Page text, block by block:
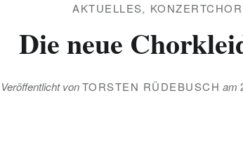
AKTUELLES, KONZERTCHOR
Die neue
Veröffentlicht vonTORSTEN RÜDEBUSCH am